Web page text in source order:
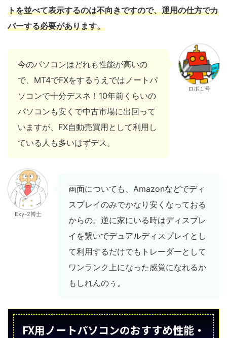
トを並べて表示するのは不向きですので、運用の仕方でカ
バーする必要があります。
今のパソコンはどれも性能が高いの
で、MT4でFXをするうえではノートパ
ソコンで十分デスネ！10年前くらいの
パソコンも安くで中古市場に出回って
いますが、FX自動売買用として利用し
ている人も多いはずデス。
ロボ１号
Exy-2博士
画面についても、Amazonなどでディ
スプレイのみでかなり安くなっておる
からの。逆に家にいる時はディスプレ
イを繋いでデュアルディスプレイとし
て利用するだけでもトレーダーとして
ワンランク上になった感覚になれるか
もしれんのぅ。
FX用ノートパソコンのおすすめ性能・